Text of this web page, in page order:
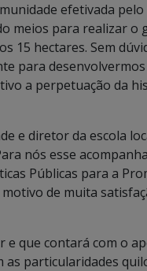
efetivada
meios para realizar o
15 hectares. Sem
para
a perpetuação da
e diretor da escola
nós esse
Públicas para a
de muita
que contará com o
as particularidades